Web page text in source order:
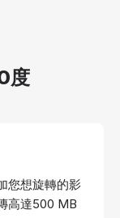
度
您想旋轉的影
高達500 MB